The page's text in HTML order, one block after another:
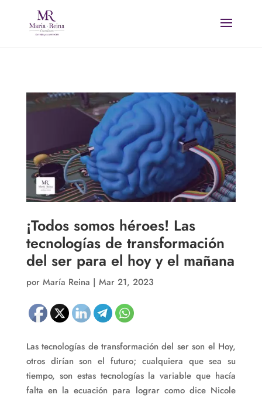
¡Todos somos héroes! Las
tecnologías de transformación
del ser para el hoy y el mañana
por María Reina | Mar 21, 2023
Las tecnologías de transformación del ser son el Hoy,
otros dirían son el futuro; cualquiera que sea su
tiempo, son estas tecnologías la variable que hacía
falta en la ecuación para lograr como dice Nicole